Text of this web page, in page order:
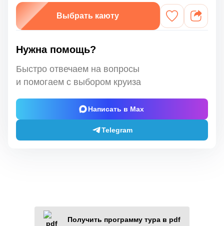
Выбрать каюту
Нужна помощь?
Быстро отвечаем на вопросы
и помогаем с выбором круиза
Написать в Max
Telegram
Получить программу тура в pdf